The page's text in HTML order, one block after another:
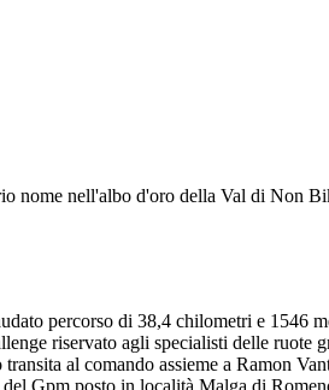
nell'albo d'oro della Val di Non
percorso di 38,4 chilometri e
riservato agli specialisti delle ruote
al comando assieme a Ramon
Gpm posto in località Malga di